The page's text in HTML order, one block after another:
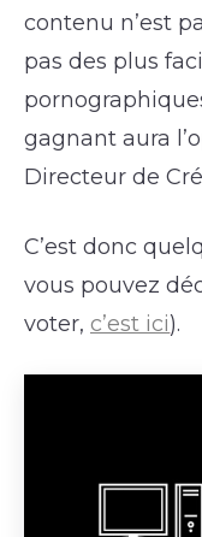
contenu n’est
pas des plus
gagnant aura
Directeur de
C’est donc
vous pouvez
voter, c’est ici).